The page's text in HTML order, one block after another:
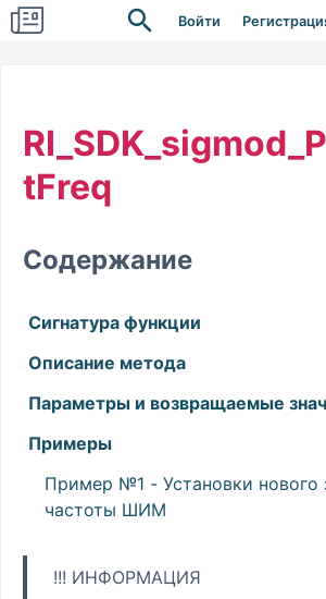
Войти
tFreq
Содержание
Сигнатура функции
Описание метода
Параметры и возвращаемые
Примеры
Пример №1 - Установки нового
частоты ШИМ
!!! ИНФОРМАЦИЯ